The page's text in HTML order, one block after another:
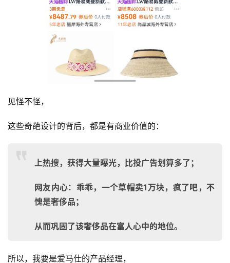
见怪不怪，
这些奇葩设计的背后，都是有商业价值的：
上热搜，获得大量曝光，比投广告划算多了；
网友内心：乖乖，一个草帽卖1万块，疯了吧，不
愧是奢侈品；
从而巩固了该奢侈品在富人心中的地位。
所以，我要是爱马仕的产品经理，